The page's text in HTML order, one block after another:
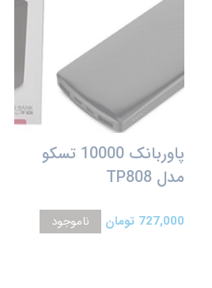
پاوربانک 10000 تسکو
مدل TP808
727,000 تومان ناموجود